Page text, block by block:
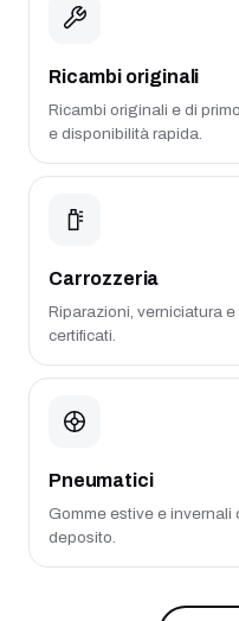
Ricambi originali
Ricambi originali e di
e disponibilità rapida.
Carrozzeria
Riparazioni, verniciatura
certificati.
Pneumatici
Gomme estive e invernali
deposito.